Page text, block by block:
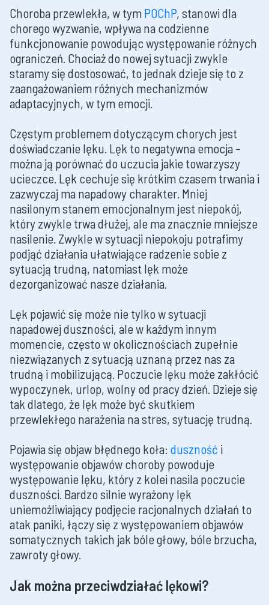
Choroba przewlekła, w tym POChP, stanowi dla
chorego wyzwanie, wpływa na codzienne
funkcjonowanie powodując występowanie różnych
ograniczeń. Chociaż do nowej sytuacji zwykle
staramy się dostosować, to jednak dzieje się to z
zaangażowaniem różnych mechanizmów
adaptacyjnych, w tym emocji.
Częstym problemem dotyczącym chorych jest
doświadczanie lęku. Lęk to negatywna emocja –
można ją porównać do uczucia jakie towarzyszy
ucieczce. Lęk cechuje się krótkim czasem trwania i
zazwyczaj ma napadowy charakter. Mniej
nasilonym stanem emocjonalnym jest niepokój,
który zwykle trwa dłużej, ale ma znacznie mniejsze
nasilenie. Zwykle w sytuacji niepokoju potrafimy
podjąć działania ułatwiające radzenie sobie z
sytuacją trudną, natomiast lęk może
dezorganizować nasze działania.
Lęk pojawić się może nie tylko w sytuacji
napadowej duszności, ale w każdym innym
momencie, często w okolicznościach zupełnie
niezwiązanych z sytuacją uznaną przez nas za
trudną i mobilizującą. Poczucie lęku może zakłócić
wypoczynek, urlop, wolny od pracy dzień. Dzieje się
tak dlatego, że lęk może być skutkiem
przewlekłego narażenia na stres, sytuację trudną.
Pojawia się objaw błędnego koła: duszność i
występowanie objawów choroby powoduje
występowanie lęku, który z kolei nasila poczucie
duszności. Bardzo silnie wyrażony lęk
uniemożliwiający podjęcie racjonalnych działań to
atak paniki, łączy się z występowaniem objawów
somatycznych takich jak bóle głowy, bóle brzucha,
zawroty głowy.
Jak można przeciwdziałać lękowi?